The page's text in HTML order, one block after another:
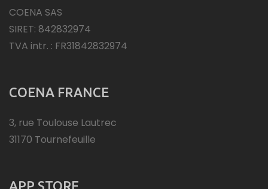
COENA SAS
SIRET: 842832974
TVA intr. : FR31842832974
COENA FRANCE
3, rue Toulouse Lautrec
31170 Tournefeuille
APP STORE